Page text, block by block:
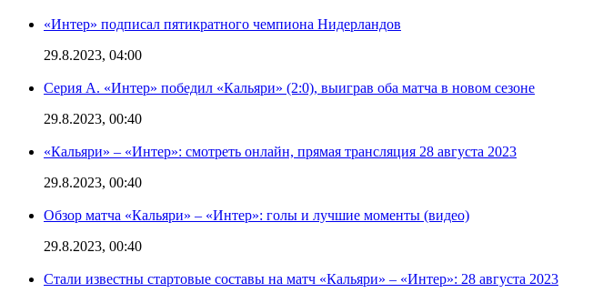
«Интер» подписал пятикратного чемпиона Нидерландов
29.8.2023, 04:00
Серия А. «Интер» победил «Кальяри» (2:0), выиграв оба матча в новом сезоне
29.8.2023, 00:40
«Кальяри» – «Интер»: смотреть онлайн, прямая трансляция 28 августа 2023
29.8.2023, 00:40
Обзор матча «Кальяри» – «Интер»: голы и лучшие моменты (видео)
29.8.2023, 00:40
Стали известны стартовые составы на матч «Кальяри» – «Интер»: 28 августа 2023